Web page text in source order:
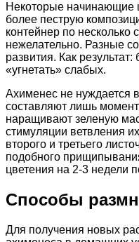
Некоторые начинающие
более пеструю
контейнер по несколько
нежелательно. Разные
развития. Как
«угнетать» слабых.
Ахименес не нуждается
составляют лишь
наращивают зеленую
стимуляции ветвления
второго и третьего
подобного
цветения на 2-3 недели
Способы
Для получения новых